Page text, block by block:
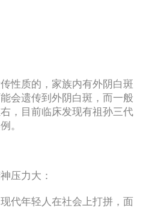
性质的，家族内有外阴白斑
会遗传到外阴白斑，而一般
，目前临床发现有祖孙三代
。
压力大：
代年轻人在社会上打拼，面